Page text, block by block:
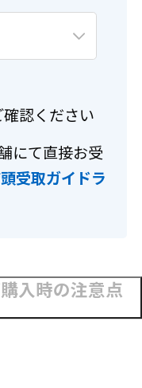
確認ください
にて直接お受
受取ガイドラ
入時の注意点